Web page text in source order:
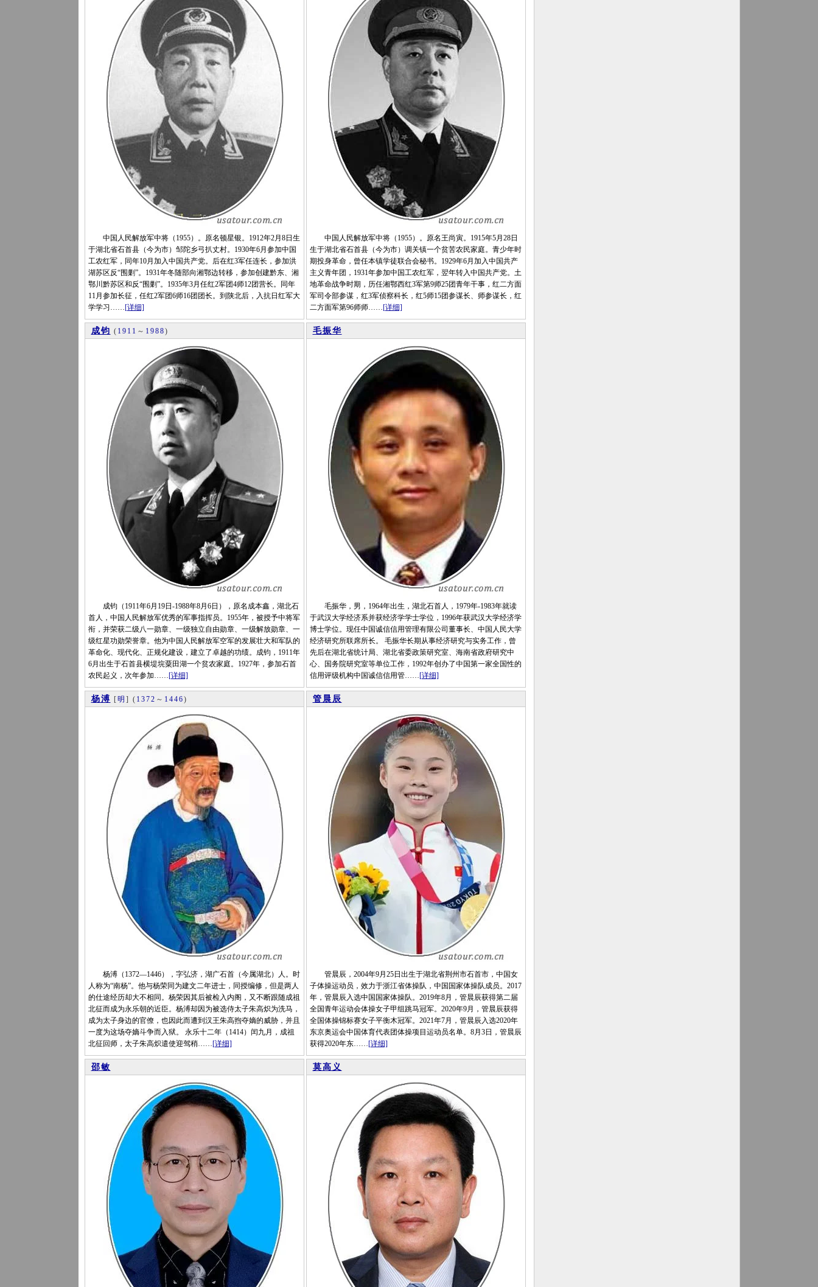
中国人民解放军中将（1955）。原名顿星银。1912年2月8日生
于湖北省石首县（今为市）邹陀乡弓扒丈村。1930年6月参加中国
工农红军，同年10月加入中国共产党。后在红3军任连长，参加洪
湖苏区反“围剿”。1931年冬随部向湘鄂边转移，参加创建黔东、湘
鄂川黔苏区和反“围剿”。1935年3月任红2军团4师12团营长。同年
11月参加长征，任红2军团6师16团团长。到陕北后，入抗日红军大
学学习……[详细]
中国人民解放军中将（1955）。原名王尚寅。1915年5月28日
生于湖北省石首县（今为市）调关镇一个贫苦农民家庭。青少年时
期投身革命，曾任本镇学徒联合会秘书。1929年6月加入中国共产
主义青年团，1931年参加中国工农红军，翌年转入中国共产党。土
地革命战争时期，历任湘鄂西红3军第9师25团青年干事，红二方面
军司令部参谋，红3军侦察科长，红5师15团参谋长、师参谋长，红
二方面军第96师师……[详细]
成钧 ( 1911 ～ 1988)
成钧（1911年6月19日-1988年8月6日），原名成本鑫，湖北石
首人，中国人民解放军优秀的军事指挥员。1955年，被授予中将军
衔，并荣获二级八一勋章、一级独立自由勋章、一级解放勋章、一
级红星功勋荣誉章。他为中国人民解放军空军的发展壮大和军队的
革命化、现代化、正规化建设，建立了卓越的功绩。成钧，1911年
6月出生于石首县横堤垸粟田湖一个贫农家庭。1927年，参加石首
农民起义，次年参加……[详细]
毛振华
毛振华，男，1964年出生，湖北石首人，1979年-1983年就读
于武汉大学经济系并获经济学学士学位，1996年获武汉大学经济学
博士学位。现任中国诚信信用管理有限公司董事长、中国人民大学
经济研究所联席所长。 毛振华长期从事经济研究与实务工作，曾
先后在湖北省统计局、湖北省委政策研究室、海南省政府研究中
心、国务院研究室等单位工作，1992年创办了中国第一家全国性的
信用评级机构中国诚信信用管……[详细]
杨溥 [明 ] ( 1372 ～ 1446)
杨溥（1372—1446），字弘济，湖广石首（今属湖北）人。时
人称为“南杨”。他与杨荣同为建文二年进士，同授编修，但是两人
的仕途经历却大不相同。杨荣因其后被检入内阁，又不断跟随成祖
北征而成为永乐朝的近臣。杨溥却因为被选侍太子朱高炽为洗马，
成为太子身边的官僚，也因此而遭到汉王朱高煦夺嫡的威胁，并且
一度为这场夺嫡斗争而入狱。 永乐十二年（1414）闰九月，成祖
北征回师，太子朱高炽遣使迎驾稍……[详细]
管晨辰
管晨辰，2004年9月25日出生于湖北省荆州市石首市，中国女
子体操运动员，效力于浙江省体操队，中国国家体操队成员。2017
年，管晨辰入选中国国家体操队。2019年8月，管晨辰获得第二届
全国青年运动会体操女子甲组跳马冠军。2020年9月，管晨辰获得
全国体操锦标赛女子平衡木冠军。2021年7月，管晨辰入选2020年
东京奥运会中国体育代表团体操项目运动员名单。8月3日，管晨辰
获得2020年东……[详细]
邵敏 莫高义